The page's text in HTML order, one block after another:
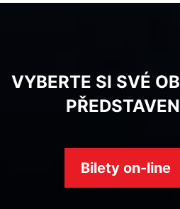
VYBERTE SI SVÉ
Bilety on-line